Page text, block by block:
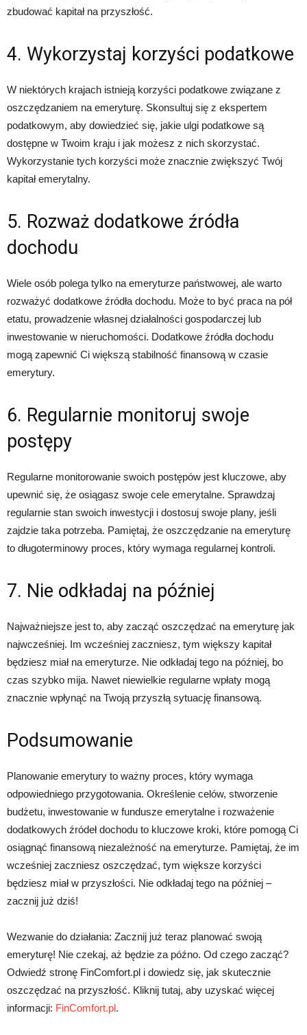
zbudować kapitał na przyszłość.
4. Wykorzystaj korzyści podatkowe
W niektórych krajach istnieją korzyści podatkowe związane z
oszczędzaniem na emeryturę. Skonsultuj się z ekspertem
podatkowym, aby dowiedzieć się, jakie ulgi podatkowe są
dostępne w Twoim kraju i jak możesz z nich skorzystać.
Wykorzystanie tych korzyści może znacznie zwiększyć Twój
kapitał emerytalny.
5. Rozważ dodatkowe źródła
dochodu
Wiele osób polega tylko na emeryturze państwowej, ale warto
rozważyć dodatkowe źródła dochodu. Może to być praca na pół
etatu, prowadzenie własnej działalności gospodarczej lub
inwestowanie w nieruchomości. Dodatkowe źródła dochodu
mogą zapewnić Ci większą stabilność finansową w czasie
emerytury.
6. Regularnie monitoruj swoje
postępy
Regularne monitorowanie swoich postępów jest kluczowe, aby
upewnić się, że osiągasz swoje cele emerytalne. Sprawdzaj
regularnie stan swoich inwestycji i dostosuj swoje plany, jeśli
zajdzie taka potrzeba. Pamiętaj, że oszczędzanie na emeryturę
to długoterminowy proces, który wymaga regularnej kontroli.
7. Nie odkładaj na później
Najważniejsze jest to, aby zacząć oszczędzać na emeryturę jak
najwcześniej. Im wcześniej zaczniesz, tym większy kapitał
będziesz miał na emeryturze. Nie odkładaj tego na później, bo
czas szybko mija. Nawet niewielkie regularne wpłaty mogą
znacznie wpłynąć na Twoją przyszłą sytuację finansową.
Podsumowanie
Planowanie emerytury to ważny proces, który wymaga
odpowiedniego przygotowania. Określenie celów, stworzenie
budżetu, inwestowanie w fundusze emerytalne i rozważenie
dodatkowych źródeł dochodu to kluczowe kroki, które pomogą Ci
osiągnąć finansową niezależność na emeryturze. Pamiętaj, że im
wcześniej zaczniesz oszczędzać, tym większe korzyści
będziesz miał w przyszłości. Nie odkładaj tego na później –
zacznij już dziś!
Wezwanie do działania: Zacznij już teraz planować swoją
emeryturę! Nie czekaj, aż będzie za późno. Od czego zacząć?
Odwiedź stronę FinComfort.pl i dowiedz się, jak skutecznie
oszczędzać na przyszłość. Kliknij tutaj, aby uzyskać więcej
informacji: FinComfort.pl.